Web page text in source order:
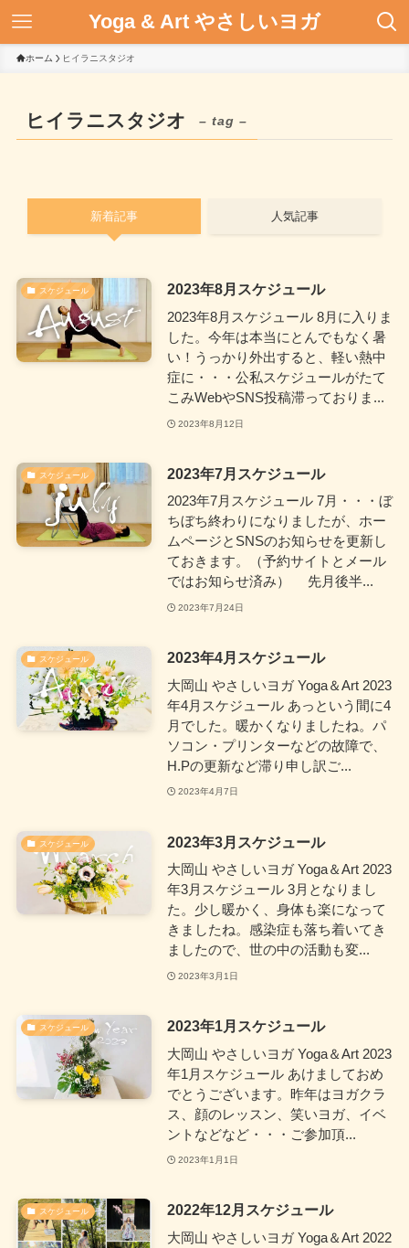
Yoga & Art やさしいヨガ
ホーム ヒイラニスタジオ
ヒイラニスタジオ – tag –
新着記事 人気記事
スケジュール 2023年8月スケジュール
2023年8月スケジュール 8月に入りま
した。今年は本当にとんでもなく暑
い！うっかり外出すると、軽い熱中
症に・・・公私スケジュールがたて
こみWebやSNS投稿滞っておりま...
2023年8月12日
スケジュール 2023年7月スケジュール
2023年7月スケジュール 7月・・・ぼ
ちぼち終わりになりましたが、ホー
ムページとSNSのお知らせを更新し
ておきます。（予約サイトとメール
ではお知らせ済み） 先月後半...
2023年7月24日
スケジュール 2023年4月スケジュール
大岡山 やさしいヨガ Yoga＆Art 2023
年4月スケジュール あっという間に4
月でした。暖かくなりましたね。パ
ソコン・プリンターなどの故障で、
H.Pの更新など滞り申し訳ご...
2023年4月7日
スケジュール 2023年3月スケジュール
大岡山 やさしいヨガ Yoga＆Art 2023
年3月スケジュール 3月となりまし
た。少し暖かく、身体も楽になって
きましたね。感染症も落ち着いてき
ましたので、世の中の活動も変...
2023年3月1日
スケジュール 2023年1月スケジュール
大岡山 やさしいヨガ Yoga＆Art 2023
年1月スケジュール あけましておめ
でとうございます。昨年はヨガクラ
ス、顔のレッスン、笑いヨガ、イベ
ントなどなど・・・ご参加頂...
2023年1月1日
スケジュール 2022年12月スケジュール
大岡山 やさしいヨガ Yoga＆Art 2022